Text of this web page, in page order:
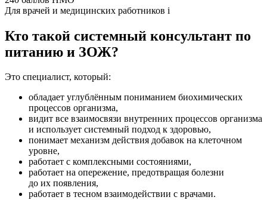
Для врачей и медицинских работников i
Кто такой системный консультант по
питанию и ЗОЖ?
Это специалист, который:
обладает углублённым пониманием биохимических
процессов организма,
видит все взаимосвязи внутренних процессов организма
и использует системный подход к здоровью,
понимает механизм действия добавок на клеточном
уровне,
работает с комплексными состояниями,
работает на опережение, предотвращая болезни
до их появления,
работает в тесном взаимодействии с врачами.